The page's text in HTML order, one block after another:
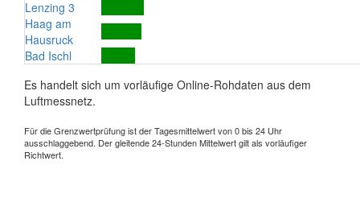
Lenzing 3
Haag am
Hausruck
Bad Ischl
Es handelt sich um vorläufige Online-Rohdaten aus dem
Luftmessnetz.
Für die Grenzwertprüfung ist der Tagesmittelwert von 0 bis 24 Uhr
ausschlaggebend. Der gleitende 24-Stunden Mittelwert gilt als vorläufiger
Richtwert.